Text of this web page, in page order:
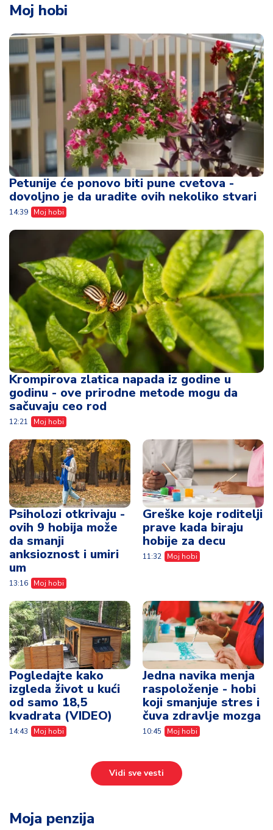
Moj hobi
Petunije će ponovo biti pune cvetova -
dovoljno je da uradite ovih nekoliko stvari
14:39 Moj hobi
Krompirova zlatica napada iz godine u
godinu - ove prirodne metode mogu da
sačuvaju ceo rod
12:21 Moj hobi
Psiholozi otkrivaju -
ovih 9 hobija može
da smanji
anksioznost i umiri
um
13:16 Moj hobi
Greške koje roditelji
prave kada biraju
hobije za decu
11:32 Moj hobi
Pogledajte kako
izgleda život u kući
od samo 18,5
kvadrata (VIDEO)
14:43 Moj hobi
Jedna navika menja
raspoloženje - hobi
koji smanjuje stres i
čuva zdravlje mozga
10:45 Moj hobi
Vidi sve vesti
Moja penzija